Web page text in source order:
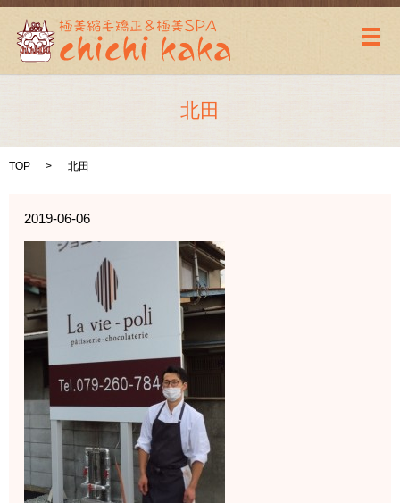
メ
北田
TOP 北田
2019-06-06